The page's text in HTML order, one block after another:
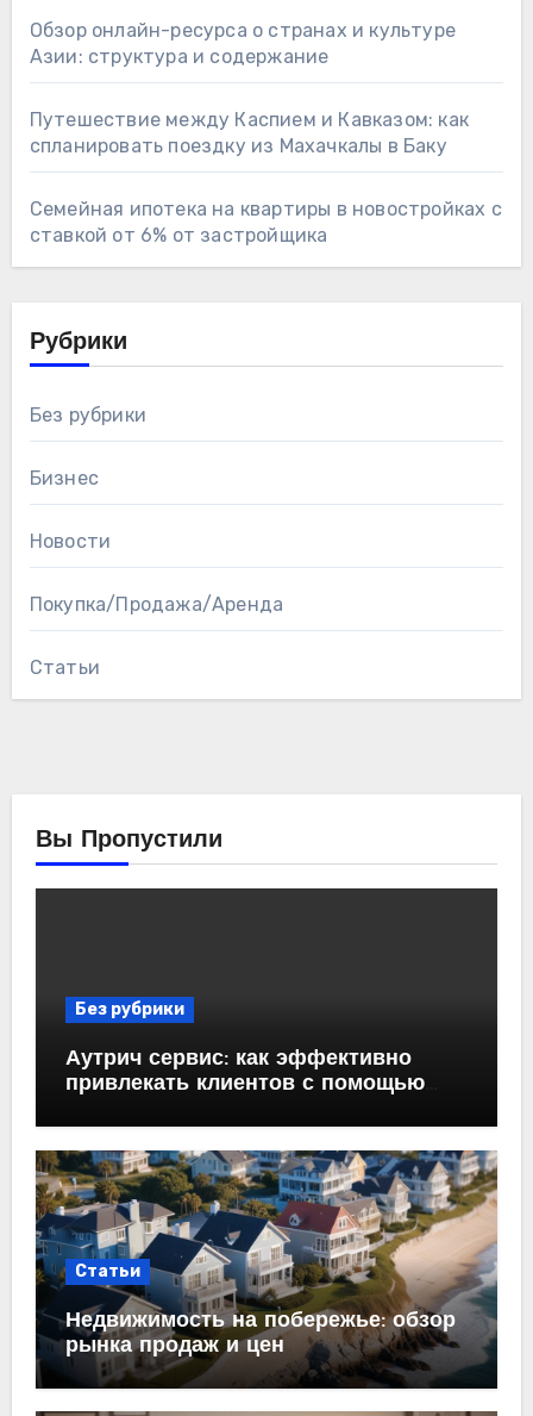
Обзор онлайн-ресурса о странах и культуре
Азии: структура и содержание
Путешествие между Каспием и Кавказом: как
спланировать поездку из Махачкалы в Баку
Семейная ипотека на квартиры в новостройках с
ставкой от 6% от застройщика
Рубрики
Без рубрики
Бизнес
Новости
Покупка/Продажа/Аренда
Статьи
Вы Пропустили
Без рубрики
Аутрич сервис: как эффективно
привлекать клиентов с помощью
Статьи
Недвижимость на побережье: обзор
рынка продаж и цен